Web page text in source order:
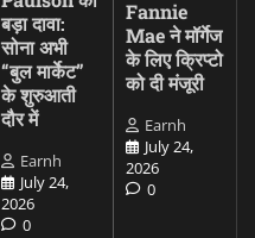
बड़ा दावा:
सोना अभी
“बुल मार्केट”
के शुरुआती
दौर में
Earnh
July 24,
2026
0
Fannie
Mae ने मॉर्गेज
के लिए क्रिप्टो
को दी मंजूरी
Earnh
July 24,
2026
0